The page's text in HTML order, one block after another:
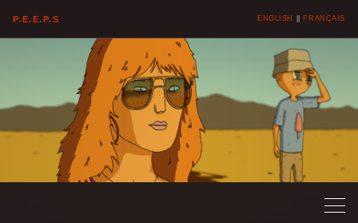
P.E.E.P.S ENGLISH FRANÇAIS